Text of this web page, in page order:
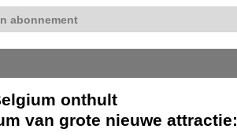
abonnement
onthult
van grote nieuwe attractie: